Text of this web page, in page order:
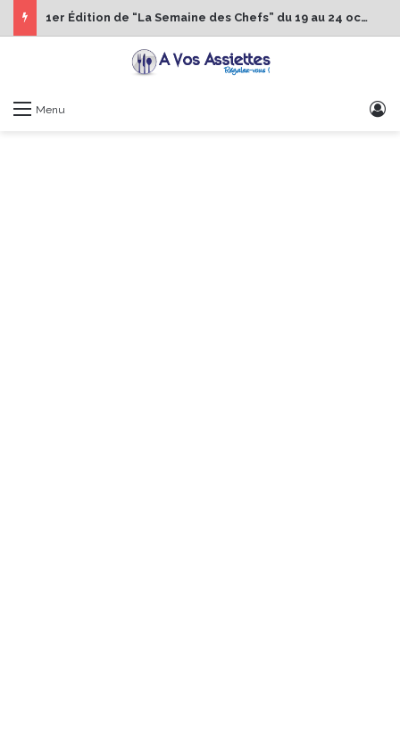
1er Édition de “La Semaine des Chefs” du 19 au 24 octobre 2026
Menu